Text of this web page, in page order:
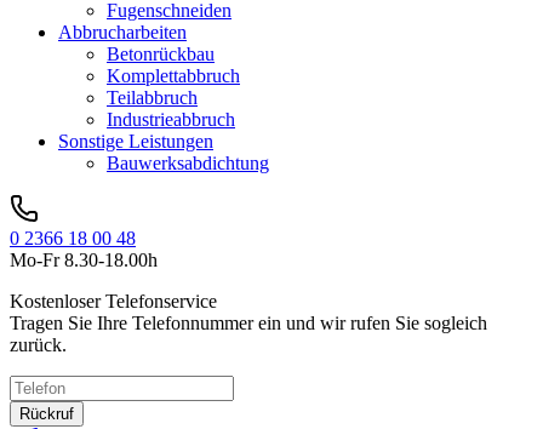
Fugenschneiden
Abbrucharbeiten
Betonrückbau
Komplettabbruch
Teilabbruch
Industrieabbruch
Sonstige Leistungen
Bauwerksabdichtung
0 2366 18 00 48
Mo-Fr 8.30-18.00h
Kostenloser Telefonservice
Tragen Sie Ihre Telefonnummer ein und wir rufen Sie sogleich
zurück.
Rückruf